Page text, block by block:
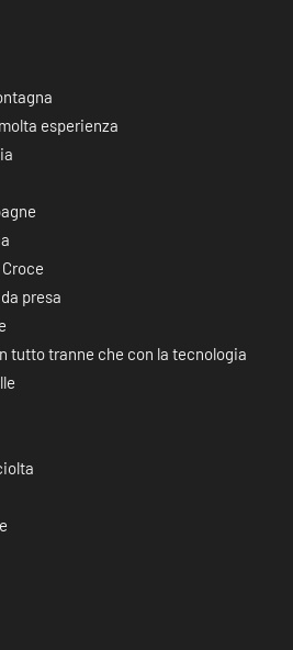
esperienza
presa
tutto tranne che con la tecnologia